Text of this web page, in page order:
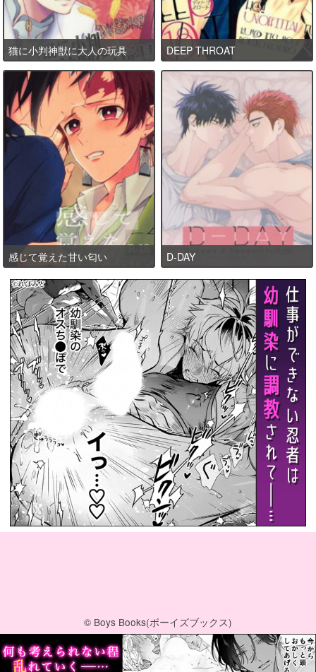
猫に小判神獣に大人の玩具 DEEP THROAT
感じて覚えた甘い匂い D-DAY
© Boys Books(ボーイズブックス)